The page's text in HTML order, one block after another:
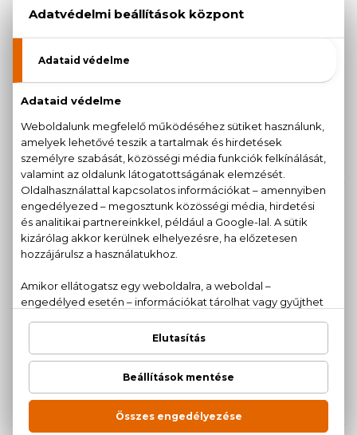
BIO
SKIN SUPER GOOD
Lychee Bubblegum
360 ml
1.600 Ft
SKIN SUPER GOOD
mousse
250 ml
1.740 Ft
Mermaid Beauty
2.030 Ft
Mermaid Beauty
1.740 Ft